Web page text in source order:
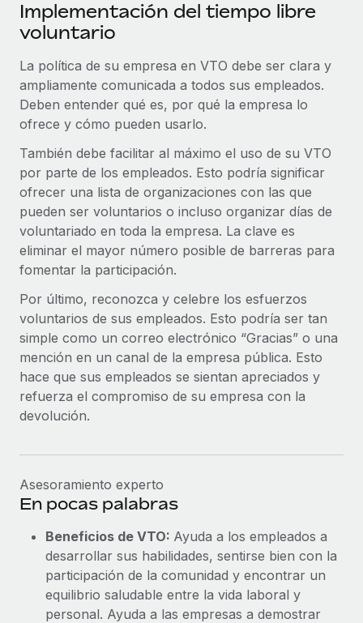
semanas en hacerlo manualmente y, al mes...
Implementación del tiempo libre
voluntario
La política de su empresa en VTO debe ser clara y
ampliamente comunicada a todos sus empleados.
Deben entender qué es, por qué la empresa lo
ofrece y cómo pueden usarlo.
También debe facilitar al máximo el uso de su VTO
por parte de los empleados. Esto podría significar
ofrecer una lista de organizaciones con las que
pueden ser voluntarios o incluso organizar días de
voluntariado en toda la empresa. La clave es
eliminar el mayor número posible de barreras para
fomentar la participación.
Por último, reconozca y celebre los esfuerzos
voluntarios de sus empleados. Esto podría ser tan
simple como un correo electrónico “Gracias” o una
mención en un canal de la empresa pública. Esto
hace que sus empleados se sientan apreciados y
refuerza el compromiso de su empresa con la
devolución.
Asesoramiento experto
En pocas palabras
Beneficios de VTO: Ayuda a los empleados a
desarrollar sus habilidades, sentirse bien con la
participación de la comunidad y encontrar un
equilibrio saludable entre la vida laboral y
personal. Ayuda a las empresas a demostrar